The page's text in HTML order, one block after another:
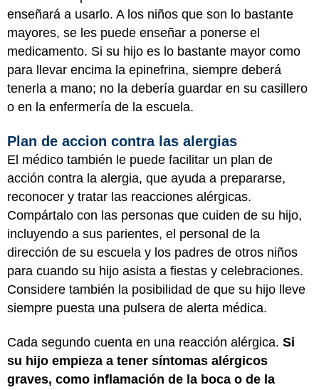
enseñará a usarlo. A los niños que son lo bastante
mayores, se les puede enseñar a ponerse el
medicamento. Si su hijo es lo bastante mayor como
para llevar encima la epinefrina, siempre deberá
tenerla a mano; no la debería guardar en su casillero
o en la enfermería de la escuela.
Plan de accion contra las alergias
El médico también le puede facilitar un plan de
acción contra la alergia, que ayuda a prepararse,
reconocer y tratar las reacciones alérgicas.
Compártalo con las personas que cuiden de su hijo,
incluyendo a sus parientes, el personal de la
dirección de su escuela y los padres de otros niños
para cuando su hijo asista a fiestas y celebraciones.
Considere también la posibilidad de que su hijo lleve
siempre puesta una pulsera de alerta médica.
Cada segundo cuenta en una reacción alérgica. Si
su hijo empieza a tener síntomas alérgicos
graves, como inflamación de la boca o de la